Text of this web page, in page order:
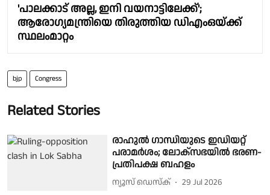
'പാലക്കാട് അല്ല, ഇനി വയനാട്ടിലേക്ക്';
ആരോഗ്യമന്ത്രിയെ തിരുത്തിയ ഡിഎംഒയ്ക്ക്
സ്ഥലംമാറ്റം
bjp Congress
Related Stories
രാഹുൽ ഗാന്ധിയുടെ ഇഡിയറ്റ്
പരാമർശം; ലോക്സഭയിൽ ഭരണ-
പ്രതിപക്ഷ ബഹളം
ന്യൂസ് ഡെസ്ക് 29 Jul 2026